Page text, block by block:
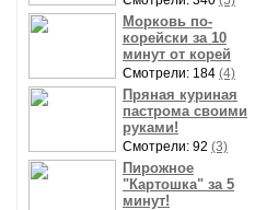
Морковь по-
корейски за 10
минут от корей
Смотрели: 184 (4)
Пряная куриная
пастрома своими
руками!
Смотрели: 92 (3)
Пирожное
"Картошка" за 5
минут!